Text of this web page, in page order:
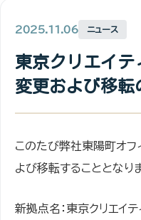
2025.11.06 ニュース
東京クリエイテ
変更および移転
このたび弊社東陽町オフ
よび移転することとなり
新拠点名：東京クリエイテ